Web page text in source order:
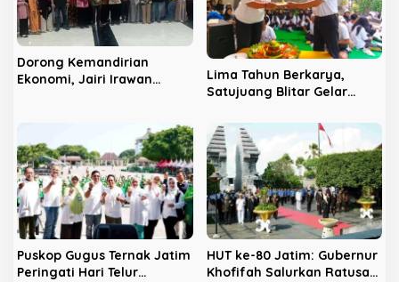
Dorong Kemandirian
Ekonomi, Jairi Irawan
Lima Tahun Berkarya,
Satujuang Blitar Gelar
Salurkan Santunan Kepada
Anak Yatim
Puskop Gugus Ternak Jatim
Peringati Hari Telur
HUT ke-80 Jatim: Gubernur
Khofifah Salurkan Ratusan